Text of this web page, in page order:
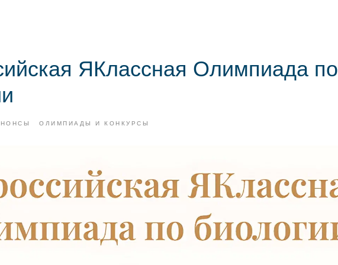
ЯКлассная Олимпиада по
ОЛИМПИАДЫ И КОНКУРСЫ